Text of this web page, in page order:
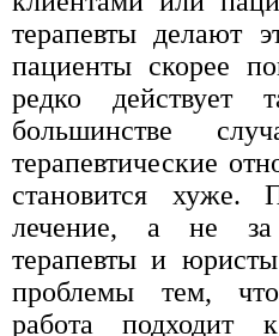
терапевты делают
пациенты скорее
редко действует
большинстве
терапевтические
становится хуже.
лечение, а не за
терапевты и
проблемы тем,
работа